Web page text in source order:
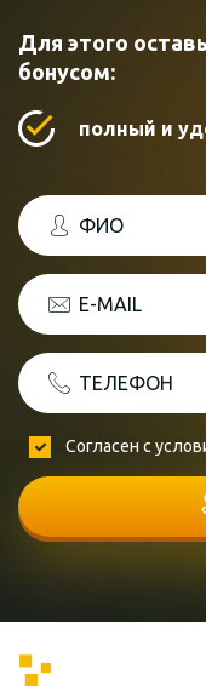
Для этого
бонусом:
полный и
ФИО
E-MAIL
ТЕЛЕФОН
Согласен с